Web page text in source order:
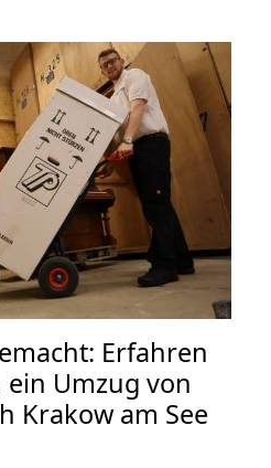
Erfahren
ein Umzug von
Krakow am See